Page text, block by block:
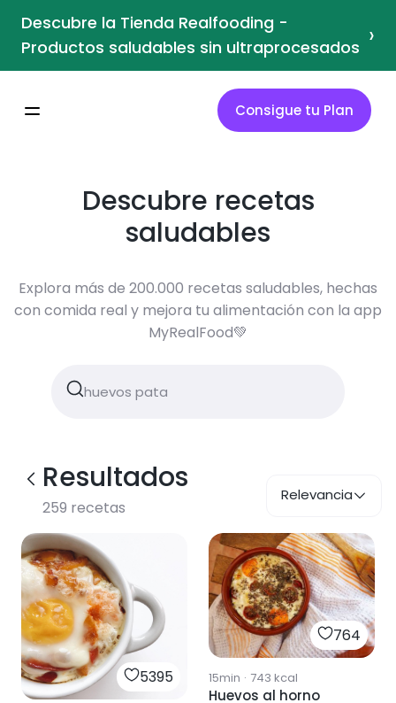
Descubre la Tienda Realfooding -
Productos saludables sin ultraprocesados ›
Consigue tu Plan
Descubre recetas
saludables
Explora más de 200.000 recetas saludables, hechas
con comida real y mejora tu alimentación con la app
MyRealFood💚
Resultados
259 recetas
Relevancia
5395
764
15min · 743 kcal
Huevos al horno